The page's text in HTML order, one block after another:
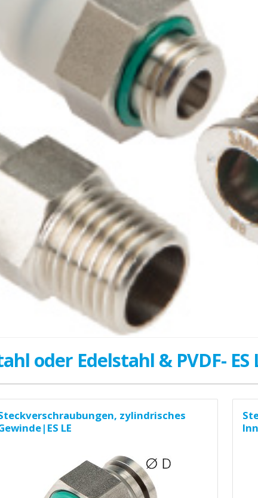
oder Edelstahl & PVDF- ES
zylindrisches
LE